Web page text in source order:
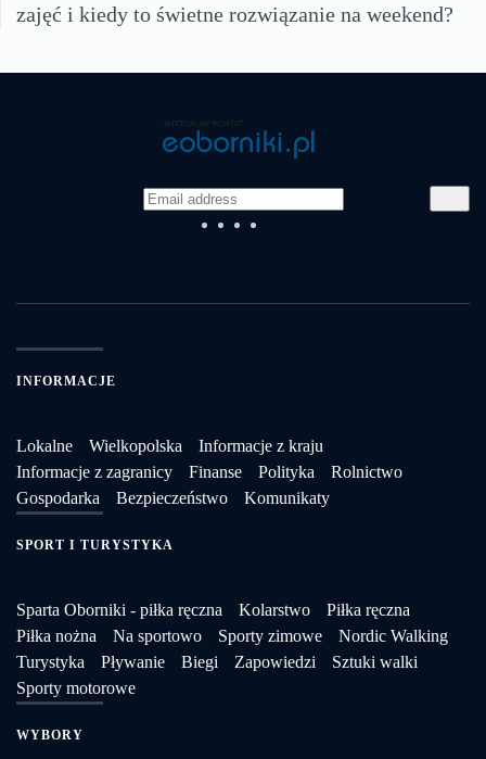
zajęć i kiedy to świetne rozwiązanie na weekend?
INFORMACJE
Lokalne Wielkopolska
Informacje z kraju
Informacje z zagranicy
Finanse Polityka
Rolnictwo
Gospodarka
Bezpieczeństwo Komunikaty
SPORT I TURYSTYKA
Sparta Oborniki - piłka ręczna Kolarstwo
Piłka ręczna
Piłka nożna
Na sportowo Sporty zimowe
Nordic Walking
Turystyka
Pływanie Biegi Zapowiedzi
Sztuki walki
Sporty motorowe
WYBORY